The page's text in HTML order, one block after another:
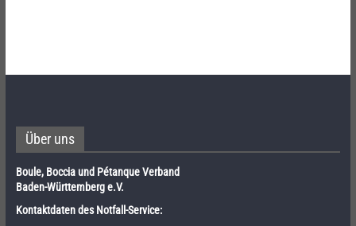
Über uns
Boule, Boccia und Pétanque Verband
Baden-Württemberg e.V.
Kontaktdaten des Notfall-Service: